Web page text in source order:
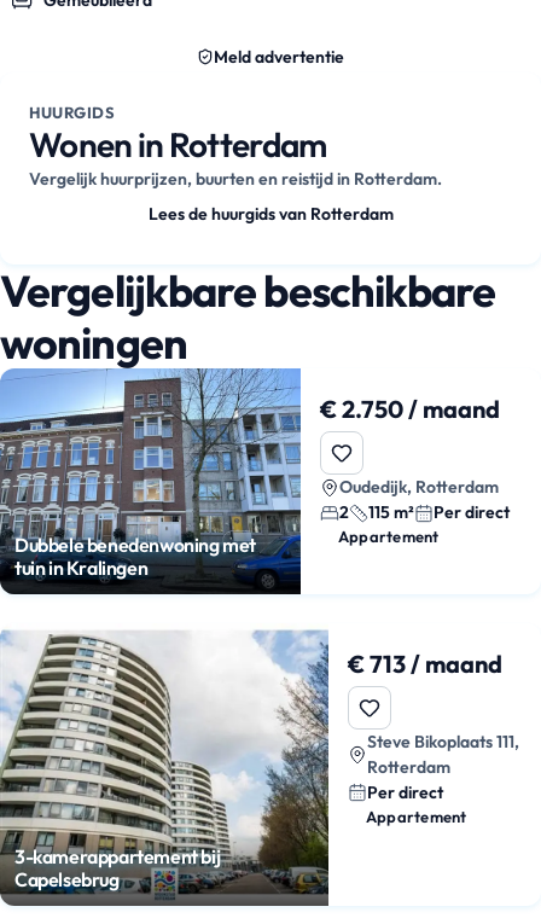
Meld advertentie
HUURGIDS
Wonen in Rotterdam
Vergelijk huurprijzen, buurten en reistijd in Rotterdam.
Lees de huurgids van Rotterdam
Vergelijkbare beschikbare
woningen
Dubbele benedenwoning met
tuin in Kralingen
€ 2.750 / maand
Oudedijk, Rotterdam
2
115 m² Per direct
Appartement
3-kamerappartement bij
Capelsebrug
€ 713 / maand
Steve Bikoplaats 111,
Rotterdam
Per direct
Appartement